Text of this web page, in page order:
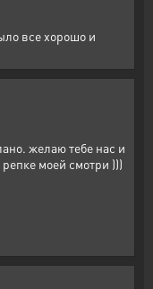
все хорошо и
желаю тебе нас и
моей смотри )))